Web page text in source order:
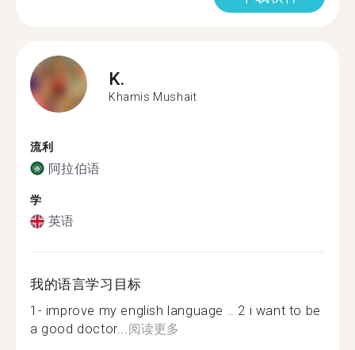
K.
Khamis Mushait
流利
阿拉伯语
学
英语
我的语言学习目标
1- improve my english language .. 2 i want to be
a good doctor...阅读更多